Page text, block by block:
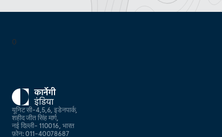
यूनिट सी-4,5,6, इडेनपार्क,
शहीद जीत सिंह मार्ग,
नई दिल्ली- 110016, भारत
फ़ोन: 011-40078687
0